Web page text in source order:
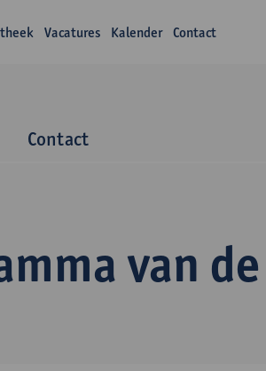
Vacatures Kalender Contact
Contact
van de